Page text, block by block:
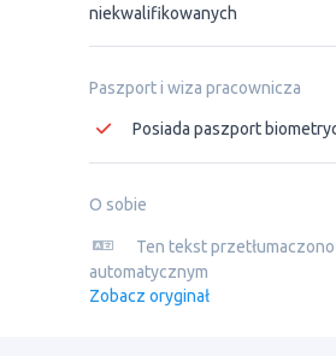
niekwalifikowanych
Paszport i wiza pracownicza
Posiada paszport
O sobie
Ten tekst
automatycznym
Zobacz oryginał